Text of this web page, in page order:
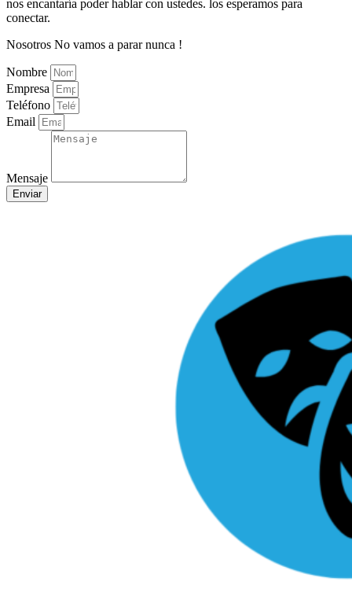
nos encantaría poder hablar con ustedes. los esperamos para
conectar.
Nosotros No vamos a parar nunca !
Nombre
Empresa
Teléfono
Email
Mensaje
Enviar